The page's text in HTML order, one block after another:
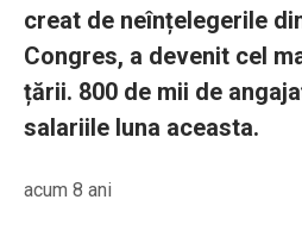
creat de neînțelegerile
Congres, a devenit cel
țării. 800 de mii de
salariile luna aceasta.
acum 8 ani